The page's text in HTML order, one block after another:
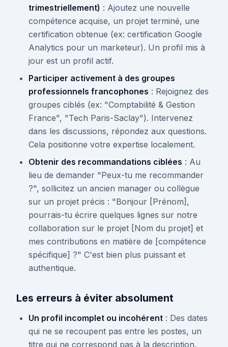
trimestriellement) : Ajoutez une nouvelle
compétence acquise, un projet terminé, une
certification obtenue (ex: certification Google
Analytics pour un marketeur). Un profil mis à
jour est un profil actif.
Participer activement à des groupes
professionnels francophones : Rejoignez des
groupes ciblés (ex: "Comptabilité & Gestion
France", "Tech Paris-Saclay"). Intervenez
dans les discussions, répondez aux questions.
Cela positionne votre expertise localement.
Obtenir des recommandations ciblées : Au
lieu de demander "Peux-tu me recommander
?", sollicitez un ancien manager ou collègue
sur un projet précis : "Bonjour [Prénom],
pourrais-tu écrire quelques lignes sur notre
collaboration sur le projet [Nom du projet] et
mes contributions en matière de [compétence
spécifique] ?" C'est bien plus puissant et
authentique.
Les erreurs à éviter absolument
Un profil incomplet ou incohérent : Des dates
qui ne se recoupent pas entre les postes, un
titre qui ne correspond pas à la description.